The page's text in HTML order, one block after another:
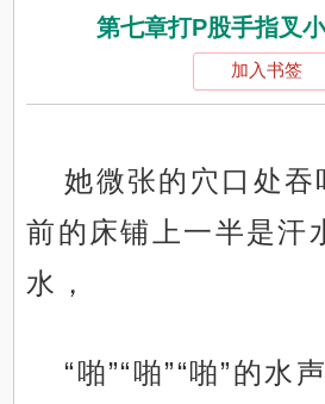
第七章打P股手指叉
加入书签
她微张的穴口处吞
前的床铺上一半是汗
水，
“啪”“啪”“啪”的水